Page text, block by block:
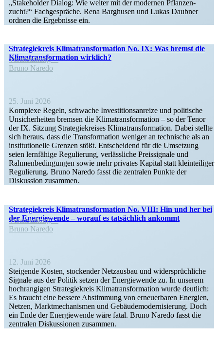
„Stake­holder Dialog: Wie weiter mit der modernen Pflan­zen­
zucht?“ Fachge­spräche. Rena Barghusen und Lukas Daubner
ordnen die Ergeb­nisse ein.
Strate­gie­kreis Klima­trans­for­mation No. IX: Was bremst die
Klima­trans­for­mation wirklich?
Veran­staltung
Bruno Naredo
25. Juni 2026
Komplexe Regeln, schwache Inves­ti­ti­ons­an­reize und politische
Unsicher­heiten bremsen die Klima­trans­for­mation – so der Tenor
der IX. Sitzung Strate­gie­kreises Klima­trans­for­mation. Dabei stellte
sich heraus, dass die Trans­for­mation weniger an technische als an
insti­tu­tio­nelle Grenzen stößt. Entscheidend für die Umsetzung
seien lernfähige Regulierung, verläss­liche Preis­si­gnale und
Rahmen­be­din­gungen sowie mehr privates Kapital statt klein­tei­liger
Regulierung. Bruno Naredo fasst die zentralen Punkte der
Diskussion zusammen.
Strate­gie­kreis Klima­trans­for­mation No. VIII: Hin und her bei
der Energie­wende – worauf es tatsächlich ankommt
Veran­staltung
Bruno Naredo
12. Juni 2026
Steigende Kosten, stockender Netzausbau und wider­sprüch­liche
Signale aus der Politik setzen der Energie­wende zu. In unserem
hochran­gigen Strate­gie­kreis Klima­trans­for­mation wurde deutlich:
Es braucht eine bessere Abstimmung von erneu­er­baren Energien,
Netzen, Markt­me­cha­nismen und Gebäu­de­mo­der­ni­sierung. Doch
ein Ende der Energie­wende wäre fatal. Bruno Naredo fasst die
zentralen Diskus­sionen zusammen.